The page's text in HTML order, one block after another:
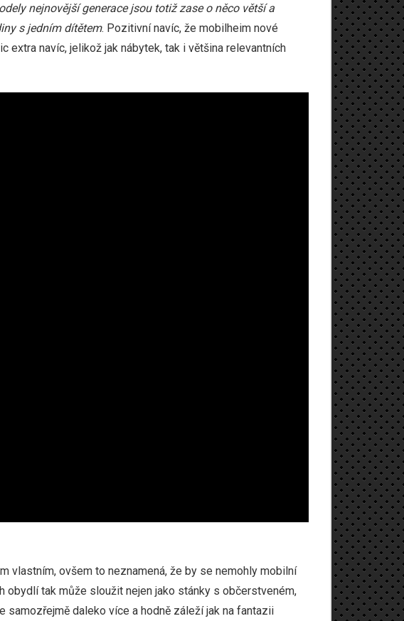
nejnovější generace jsou totiž zase o něco větší a
s jedním dítětem. Pozitivní navíc, že mobilheim nové
extra navíc, jelikož jak nábytek, tak i většina relevantních
vlastním, ovšem to neznamená, že by se nemohly mobilní
obydlí tak může sloužit nejen jako stánky s občerstveném,
daleko více a hodně záleží jak na fantazii